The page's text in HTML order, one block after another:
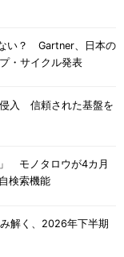
い？ Gartner、日本の
・サイクル発表
侵入 信頼された基盤を
モノタロウが4カ月
検索機能
解く、2026年下半期